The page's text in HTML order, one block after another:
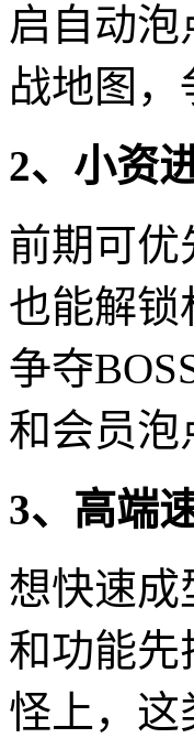
启自动
战地图
2、小资
前期可
也能解锁
争夺
和会员泡
3、高端
想快速成
和功能先
怪上，这